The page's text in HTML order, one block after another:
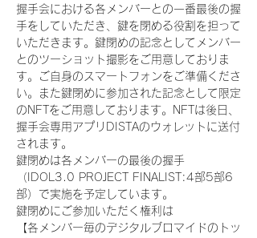
握手会における各メンバーとの一番最後の握
手をしていただき、鍵を閉める役割を担って
いただきます。鍵閉めの記念としてメンバー
とのツーショット撮影をご用意しておりま
す。ご自身のスマートフォンをご準備くださ
い。また鍵閉めに参加された記念として限定
のNFTをご用意しております。NFTは後日、
握手会専用アプリDISTAのウォレットに送付
されます。
鍵閉めは各メンバーの最後の握手
（IDOL3.0 PROJECT FINALIST:4部5部6
部）で実施を予定しています。
鍵閉めにご参加いただく権利は
【各メンバー毎のデジタルブロマイドのトッ